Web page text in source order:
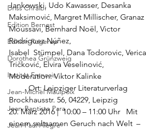
Driss Chraibi
Edition Bernest
Edition Rugerup
Dorothea Grünzweig
Institut Francais
Jean-Michel Maulpoix
Jean-Baptiste Para
Jean-Paul Alègre
Jankowski, Udo Kawasser, Desanka
Maksimović, Margret Millischer, Granaz
Moussavi, Bernhard Noël, Victor
Rodríguez Núñez,
Isabel  Stümpel, Dana Todorovic, Verica
Tričković, Elvira Veselinović,
Moderation: Viktor Kalinke
Ort: Leipziger Literaturverlag
Brockhausstr. 56, 04229, Leipzig
20. März 2016 |  10:00 – 11:00 Uhr   Mit
einem seltsamen Geruch nach Welt  –